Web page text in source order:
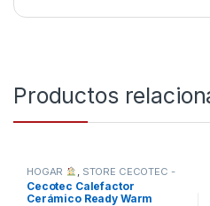
Productos
HOGAR
STORE CECOTEC -
DISTRIBUIDOR OFICIAL
TODOS
Cecotec Calefactor
Cerámico Ready Warm